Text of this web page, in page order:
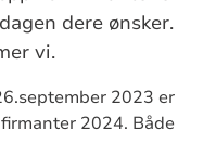
dere ønsker.
vi.
2023 er
2024. Både